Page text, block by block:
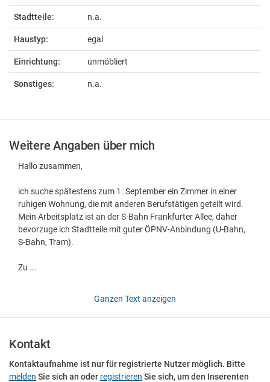
Stadtteile: n.a.
Haustyp: egal
Einrichtung: unmöbliert
Sonstiges: n.a.
Weitere Angaben über mich
Hallo zusammen,
ich suche spätestens zum 1. September ein Zimmer in einer
ruhigen Wohnung, die mit anderen Berufstätigen geteilt wird.
Mein Arbeitsplatz ist an der S-Bahn Frankfurter Allee, daher
bevorzuge ich Stadtteile mit guter ÖPNV-Anbindung (U-Bahn,
S-Bahn, Tram).
Zu ...
Ganzen Text anzeigen
Kontakt
Kontaktaufnahme ist nur für registrierte Nutzer möglich. Bitte
melden Sie sich an oder registrieren Sie sich, um den Inserenten